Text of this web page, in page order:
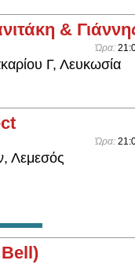
&
Ώρα:
Γ, Λευκωσία
Ώρα:
Λεμεσός